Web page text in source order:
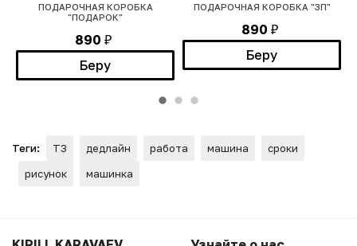
ПОДАРОЧНАЯ КОРОБКА
"ПОДАРОК"
890 ₽
Беру
ПОДАРОЧНАЯ КОРОБКА "ЗП"
890 ₽
Беру
Теги: ТЗ дедлайн работа машина
сроки
рисунок
машинка